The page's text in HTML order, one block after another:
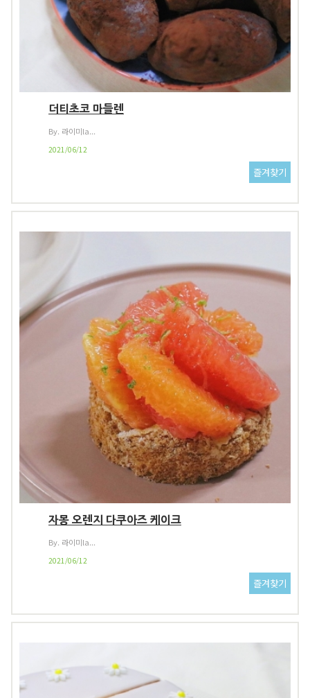
더티초코 마들렌
By. 라이미la...
2021/06/12
자몽 오렌지 다쿠아즈 케이크
By. 라이미la...
2021/06/12